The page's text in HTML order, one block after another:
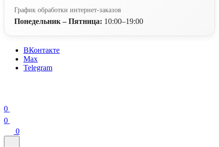
График обработки интернет-заказов
Понедельник – Пятница: 10:00–19:00
ВКонтакте
Max
Telegram
0
0
0